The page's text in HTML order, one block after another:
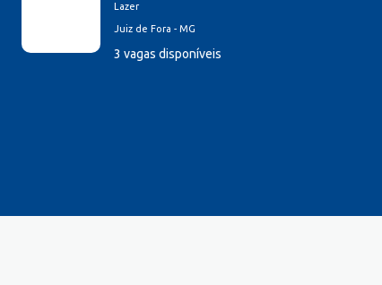
Lazer
Juiz de Fora - MG
3 vagas disponíveis